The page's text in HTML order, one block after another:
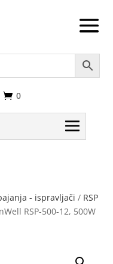
0
- ispravljači / RSP
RSP-500-12, 500W